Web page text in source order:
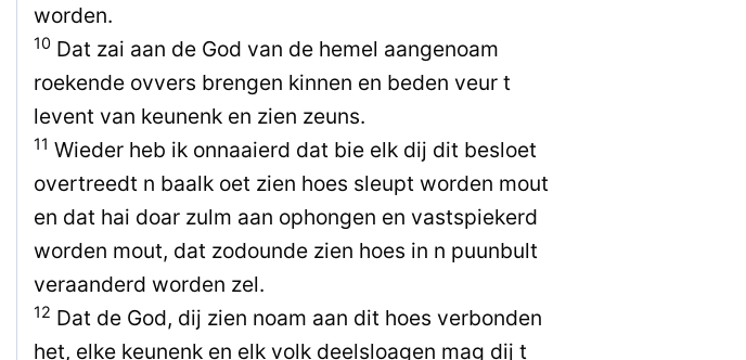
worden.
10 Dat zai aan de God van de hemel aangenoam
roekende ovvers brengen kinnen en beden veur t
levent van keunenk en zien zeuns.
11 Wieder heb ik onnaaierd dat bie elk dij dit besloet
overtreedt n baalk oet zien hoes sleupt worden mout
en dat hai doar zulm aan ophongen en vastspiekerd
worden mout, dat zodounde zien hoes in n puunbult
veraanderd worden zel.
12 Dat de God, dij zien noam aan dit hoes verbonden
het, elke keunenk en elk volk deelsloagen mag dij t